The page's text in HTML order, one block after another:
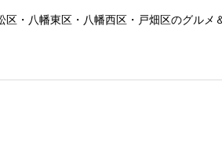
・八幡東区・八幡西区・戸畑区のグル